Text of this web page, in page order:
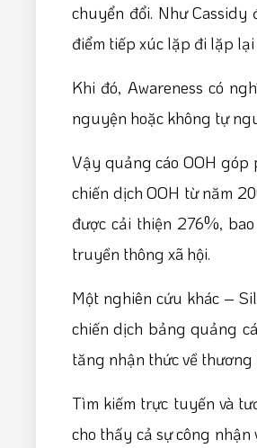
chuyển đổi. Như
điểm tiếp xúc lặp đi lặp lại
Khi đó, Awareness có
nguyện hoặc không tự
Vậy quảng cáo OOH góp
chiến dịch OOH từ năm
được cải thiện 276%,
truyền thông xã hội.
Một nghiên cứu khác –
chiến dịch bảng quảng
tăng nhận thức về thương
Tìm kiếm trực tuyến và
cho thấy cả sự công